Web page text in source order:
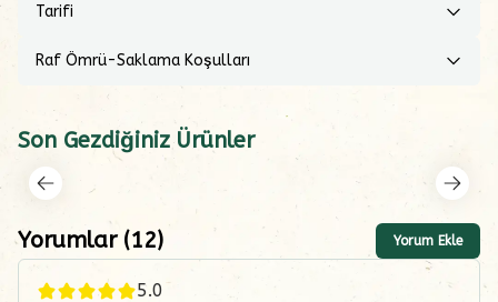
Tarifi
Raf Ömrü-Saklama Koşulları
Son Gezdiğiniz Ürünler
Yorumlar(12) Yorum Ekle
5.0